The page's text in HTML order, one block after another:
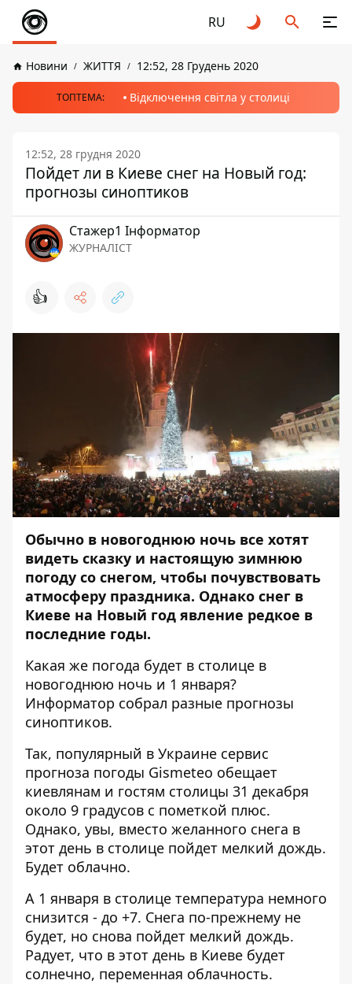
RU
Новини ЖИТТЯ 12:52, 28 Грудень 2020
ТОПТЕМА: Відключення світла у столиці
12:52, 28 грудня 2020
Пойдет ли в Киеве снег на Новый год:
прогнозы синоптиков
Стажер1 Інформатор
ЖУРНАЛІСТ
👍
Обычно в новогоднюю ночь все хотят
видеть сказку и настоящую зимнюю
погоду со снегом, чтобы почувствовать
атмосферу праздника. Однако снег в
Киеве на Новый год явление редкое в
последние годы.
Какая же погода будет в столице в
новогоднюю ночь и 1 января?
Информатор собрал разные прогнозы
синоптиков.
Так, популярный в Украине сервис
прогноза погоды Gismeteo обещает
киевлянам и гостям столицы 31 декабря
около 9 градусов с пометкой плюс.
Однако, увы, вместо желанного снега в
этот день в столице пойдет мелкий дождь.
Будет облачно.
А 1 января в столице температура немного
снизится - до +7. Снега по-прежнему не
будет, но снова пойдет мелкий дождь.
Радует, что в этот день в Киеве будет
солнечно, переменная облачность.